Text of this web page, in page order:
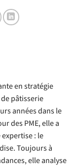
en stratégie
pâtisserie
années dans le
des PME, elle a
: le
Toujours à
elle analyse